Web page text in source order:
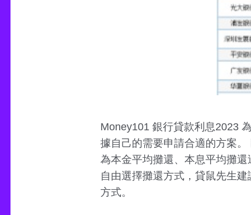
Money101 銀行貸款利息2023
據自己的需要申請合適的方案
為本金平均攤還、本息平均攤
自由選擇攤還方式，貸鼠先生
方式。